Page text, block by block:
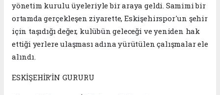
yönetim kurulu üyeleriyle bir araya geldi. Samimi bir
ortamda gerçekleşen ziyarette, Eskişehirspor'un şehir
için taşıdığı değer, kulübün geleceği ve yeniden hak
ettiği yerlere ulaşması adına yürütülen çalışmalar ele
alındı.
ESKİŞEHİR’İN GURURU